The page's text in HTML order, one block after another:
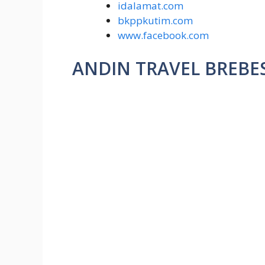
idalamat.com
bkppkutim.com
www.facebook.com
ANDIN TRAVEL